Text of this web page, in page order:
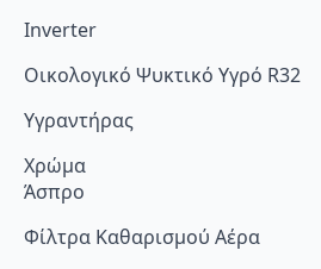
Inverter
Οικολογικό Ψυκτικό Υγρό R32
Υγραντήρας
Χρώμα
Άσπρο
Φίλτρα Καθαρισμού Αέρα